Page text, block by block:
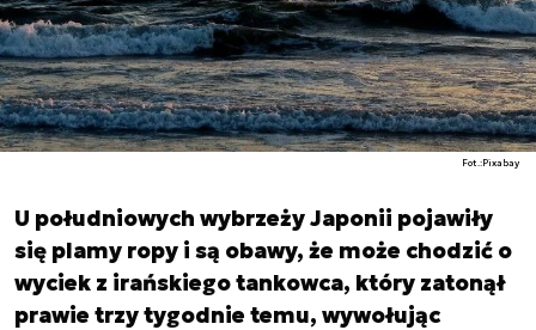
Fot.:Pixabay
U południowych wybrzeży Japonii pojawiły
się plamy ropy i są obawy, że może chodzić o
wyciek z irańskiego tankowca, który zatonął
prawie trzy tygodnie temu, wywołując